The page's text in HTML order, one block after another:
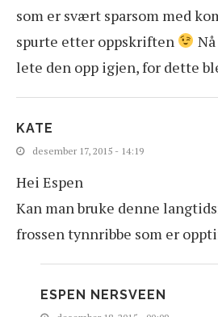
som er svært sparsom med
spurte etter oppskriften
lete den opp igjen, for dette
KATE
desember 17, 2015 - 14:19
Hei Espen
Kan man bruke denne
frossen tynnribbe som er
ESPEN NERSVEEN